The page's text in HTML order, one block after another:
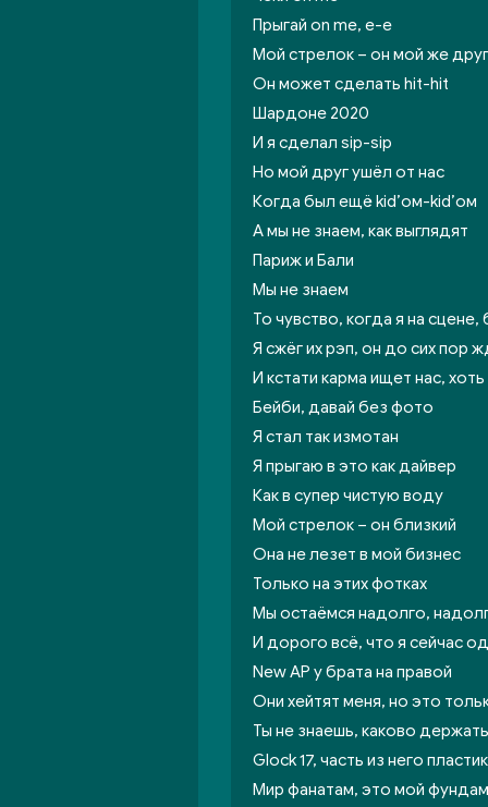
Прыгай on me, е-е
Мой стрелок – он мой же друг
Он может сделать hit-hit
Шардоне 2020
И я сделал sip-sip
Но мой друг ушёл от нас
Когда был ещё kid’ом-kid’ом
А мы не знаем, как выглядят
Париж и Бали
Мы не знаем
То чувство, когда я на
Я сжёг их рэп, он до сих пор
И кстати карма ищет нас,
Бейби, давай без фото
Я стал так измотан
Я прыгаю в это как дайвер
Как в супер чистую воду
Мой стрелок – он близкий
Она не лезет в мой бизнес
Только на этих фотках
Мы остаёмся надолго,
И дорого всё, что я сейчас
New AP у брата на правой
Они хейтят меня, но это
Ты не знаешь, каково
Glock 17, часть из него пластик
Мир фанатам, это мой